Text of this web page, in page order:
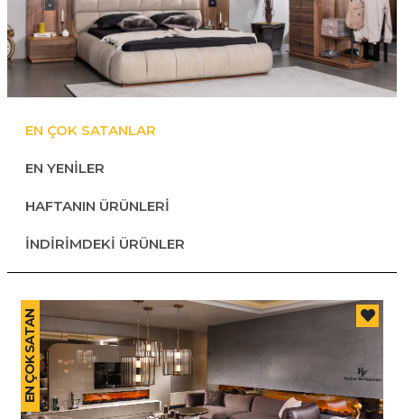
GİRİŞ YAP
EN ÇOK SATANLAR
EN YENİLER
HAFTANIN ÜRÜNLERİ
İNDİRİMDEKİ ÜRÜNLER
EN ÇOK SATAN